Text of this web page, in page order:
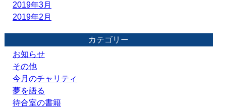
2019年3月
2019年2月
カテゴリー
お知らせ
その他
今月のチャリティ
夢を語る
待合室の書籍